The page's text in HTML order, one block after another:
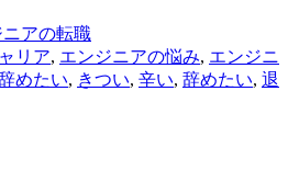
ニアの転職
リア, エンジニアの悩み, エンジニ
めたい, きつい, 辛い, 辞めたい, 退